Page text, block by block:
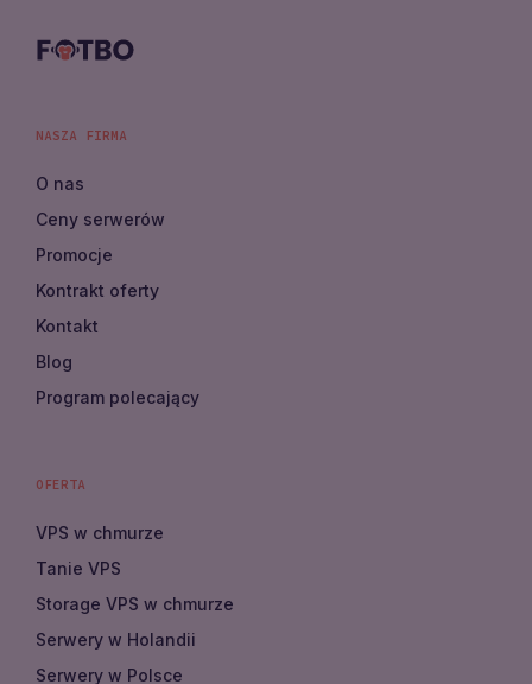
NASZA FIRMA
O nas
Ceny serwerów
Promocje
Kontrakt oferty
Kontakt
Blog
Program polecający
OFERTA
VPS w chmurze
Tanie VPS
Storage VPS w chmurze
Serwery w Holandii
Serwery w Polsce